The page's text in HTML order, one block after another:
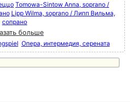
Tomowa-Sintow Anna, soprano /
Lipp Wilma, soprano / Липп Вильма,
сопрано
больше
Опера, интермедия, серената